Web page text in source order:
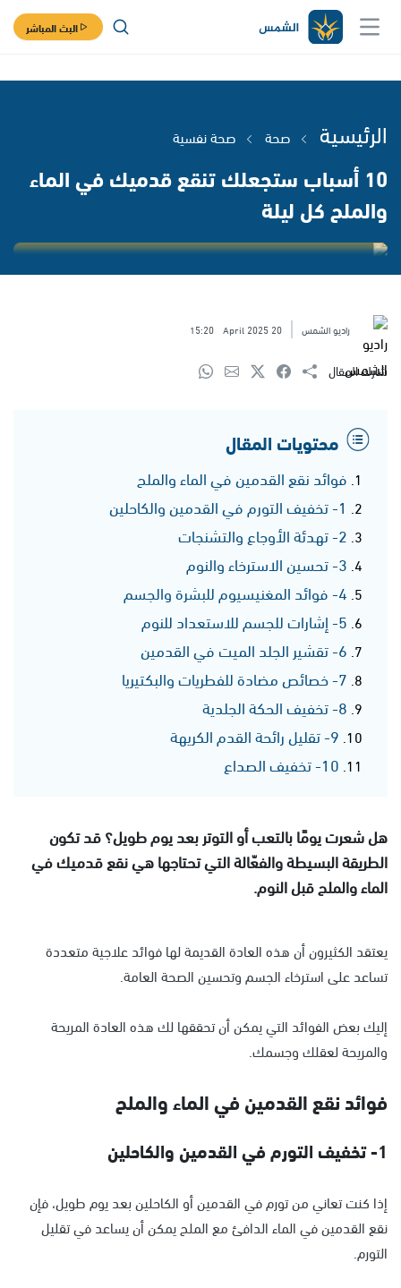
البث المباشر
الرئيسية صحة صحة نفسية
10 أسباب ستجعلك تنقع قدميك في الماء
والملح كل ليلة
راديو الشمس 20 April 2025
15:20
شارك المقال
محتويات المقال
فوائد نقع القدمين في الماء والملح
1- تخفيف التورم في القدمين والكاحلين
2- تهدئة الأوجاع والتشنجات
3- تحسين الاسترخاء والنوم
4- فوائد المغنيسيوم للبشرة والجسم
5- إشارات للجسم للاستعداد للنوم
6- تقشير الجلد الميت في القدمين
7- خصائص مضادة للفطريات والبكتيريا
8- تخفيف الحكة الجلدية
9- تقليل رائحة القدم الكريهة
10- تخفيف الصداع
هل شعرت يومًا بالتعب أو التوتر بعد يوم طويل؟ قد تكون
الطريقة البسيطة والفعّالة التي تحتاجها هي نقع قدميك في
الماء والملح قبل النوم.
يعتقد الكثيرون أن هذه العادة القديمة لها فوائد علاجية متعددة
تساعد على استرخاء الجسم وتحسين الصحة العامة.
إليك بعض الفوائد التي يمكن أن تحققها لك هذه العادة المريحة
والمريحة لعقلك وجسمك.
فوائد نقع القدمين في الماء والملح
1- تخفيف التورم في القدمين والكاحلين
إذا كنت تعاني من تورم في القدمين أو الكاحلين بعد يوم طويل، فإن
نقع القدمين في الماء الدافئ مع الملح يمكن أن يساعد في تقليل
التورم.